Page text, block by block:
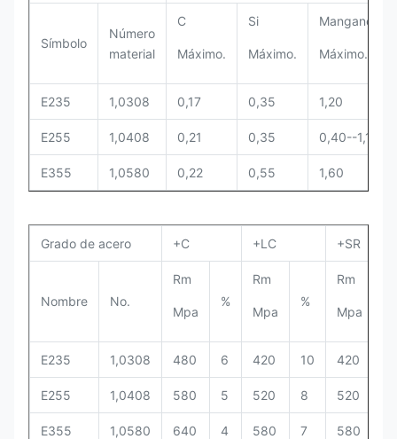
Símbolo
Número
material
C
Máximo.
Si
Máximo.
Manganeso
Máximo.
E235 1,0308 0,17 0,35 1,20
E255 1,0408 0,21 0,35 0,40--1,10
E355 1,0580 0,22 0,55 1,60
Grado de acero +C +LC +SR
Nombre No.
Rm
Mpa
%
Rm
Mpa
%
Rm
Mpa
E235 1,0308 480 6 420 10 420
E255 1,0408 580 5 520 8 520
E355 1,0580 640 4 580 7 580